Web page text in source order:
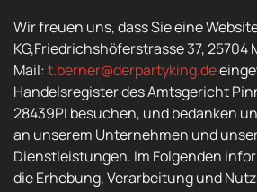
Wir freuen uns, dass Sie eine
KG,Friedrichshöferstrasse 37, 25704
Mail:t.berner@derpartyking.de
Handelsregister des Amtsgericht
28439PI besuchen, und bedanken
an unserem Unternehmen und
Dienstleistungen. Im Folgenden
die Erhebung, Verarbeitung und